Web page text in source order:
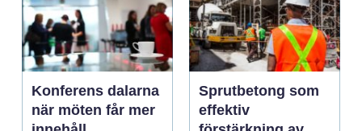
Konferens dalarna
när möten får mer
Sprutbetong som
effektiv